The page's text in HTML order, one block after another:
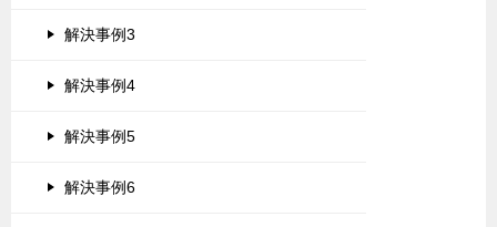
解決事例3
解決事例4
解決事例5
解決事例6